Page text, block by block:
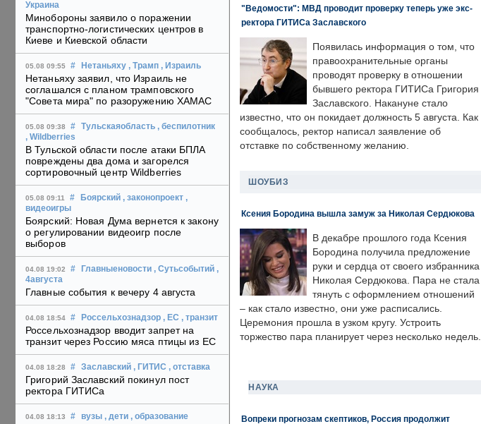
Украина
Минобороны заявило о поражении
транспортно-логистических центров в
Киеве и Киевской области
05.08 09:55 # Нетаньяху , Трамп , Израиль
Нетаньяху заявил, что Израиль не
соглашался с планом трамповского
"Совета мира" по разоружению ХАМАС
05.08 09:38 # Тульскаяобласть , беспилотник
, Wildberries
В Тульской области после атаки БПЛА
повреждены два дома и загорелся
сортировочный центр Wildberries
05.08 09:11 # Боярский , законопроект ,
видеоигры
Боярский: Новая Дума вернется к закону
о регулировании видеоигр после
выборов
04.08 19:02 # Главныеновости , Сутьсобытий ,
4августа
Главные события к вечеру 4 августа
04.08 18:54 # Россельхознадзор , ЕС , транзит
Россельхознадзор вводит запрет на
транзит через Россию мяса птицы из ЕС
04.08 18:28 # Заславский , ГИТИС , отставка
Григорий Заславский покинул пост
ректора ГИТИСа
04.08 18:13 # вузы , дети , образование
"Ведомости": МВД проводит проверку теперь уже экс-
ректора ГИТИСа Заславского
Появилась информация о том, что
правоохранительные органы
проводят проверку в отношении
бывшего ректора ГИТИСа Григория
Заславского. Накануне стало
известно, что он покидает должность 5 августа. Как
сообщалось, ректор написал заявление об
отставке по собственному желанию.
ШОУБИЗ
Ксения Бородина вышла замуж за Николая Сердюкова
В декабре прошлого года Ксения
Бородина получила предложение
руки и сердца от своего избранника
Николая Сердюкова. Пара не стала
тянуть с оформлением отношений
– как стало известно, они уже расписались.
Церемония прошла в узком кругу. Устроить
торжество пара планирует через несколько недель.
НАУКА
Вопреки прогнозам скептиков, Россия продолжит